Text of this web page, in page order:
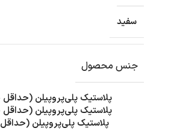
سفید
جنس محصول
پلاستیک پلی‌پروپیلن (حداقل ۲۰٪ بازیافتی)